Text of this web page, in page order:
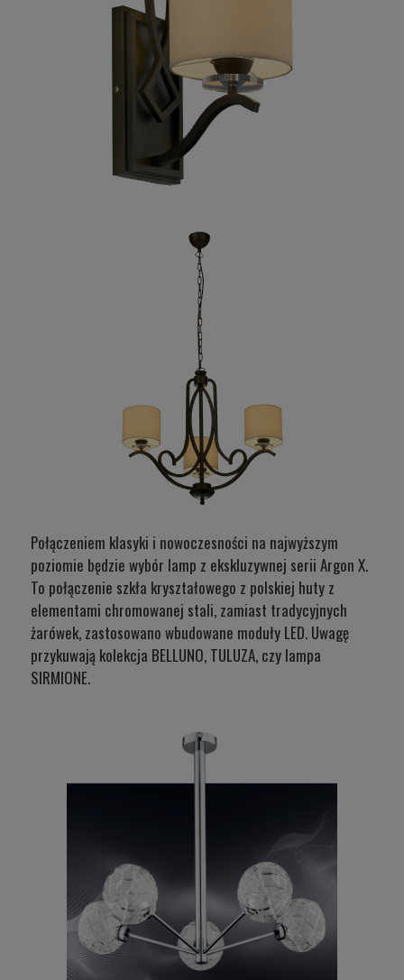
Połączeniem klasyki i nowoczesności na najwyższym
poziomie będzie wybór lamp z ekskluzywnej serii Argon X.
To połączenie szkła kryształowego z polskiej huty z
elementami chromowanej stali, zamiast tradycyjnych
żarówek, zastosowano wbudowane moduły LED. Uwagę
przykuwają kolekcja BELLUNO, TULUZA, czy lampa
SIRMIONE.